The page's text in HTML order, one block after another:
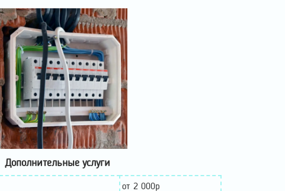
Дополнительные услуги
от 2 000р